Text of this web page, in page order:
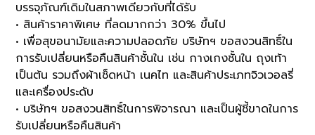
บรรจุภัณฑ์เดิมในสภาพเดียวกับที่ได้รับ
• สินค้าราคาพิเศษ ที่ลดมากกว่า 30% ขึ้นไป
• เพื่อสุขอนามัยและความปลอดภัย บริษัทฯ ขอสงวนสิทธิ์ใน
การรับเปลี่ยนหรือคืนสินค้าชั้นใน เช่น กางเกงชั้นใน ถุงเท้า
เป็นต้น รวมถึงผ้าเช็ดหน้า เนคไท และสินค้าประเภทจิวเวอลรี่
และเครื่องประดับ
• บริษัทฯ ขอสงวนสิทธิ์ในการพิจารณา และเป็นผู้ชี้ขาดในการ
รับเปลี่ยนหรือคืนสินค้า